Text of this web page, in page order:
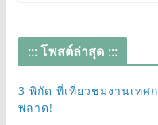
::: โพสต์ล่าสุด :::
3 พิกัด ที่เที่ยวชมงานเทศ
พลาด!